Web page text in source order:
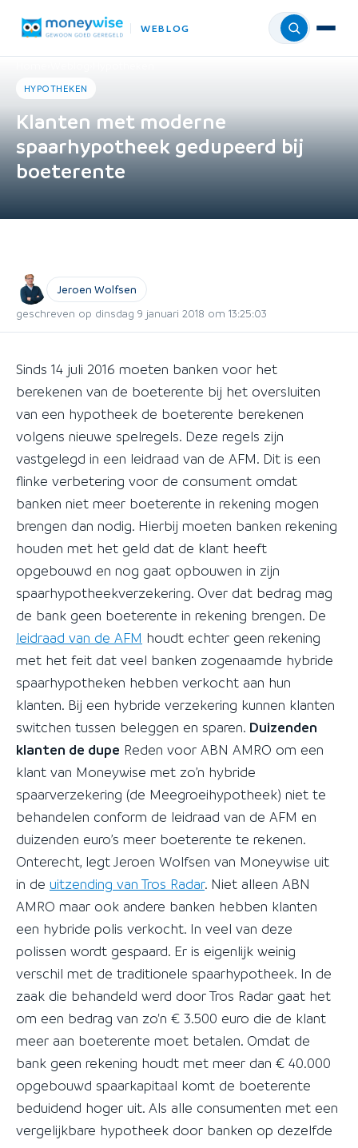
WEBLOG Menu
HYPOTHEKEN
Klanten met moderne
spaarhypotheek gedupeerd bij
boeterente
Jeroen Wolfsen
geschreven op dinsdag 9 januari 2018 om 13:25:03
Sinds 14 juli 2016 moeten banken voor het
berekenen van de boeterente bij het oversluiten
van een hypotheek de boeterente berekenen
volgens nieuwe spelregels. Deze regels zijn
vastgelegd in een leidraad van de AFM. Dit is een
flinke verbetering voor de consument omdat
banken niet meer boeterente in rekening mogen
brengen dan nodig. Hierbij moeten banken rekening
houden met het geld dat de klant heeft
opgebouwd en nog gaat opbouwen in zijn
spaarhypotheekverzekering. Over dat bedrag mag
de bank geen boeterente in rekening brengen. De
leidraad van de AFM houdt echter geen rekening
met het feit dat veel banken zogenaamde hybride
spaarhypotheken hebben verkocht aan hun
klanten. Bij een hybride verzekering kunnen klanten
switchen tussen beleggen en sparen. Duizenden
klanten de dupe Reden voor ABN AMRO om een
klant van Moneywise met zo’n hybride
spaarverzekering (de Meegroeihypotheek) niet te
behandelen conform de leidraad van de AFM en
duizenden euro’s meer boeterente te rekenen.
Onterecht, legt Jeroen Wolfsen van Moneywise uit
in de uitzending van Tros Radar. Niet alleen ABN
AMRO maar ook andere banken hebben klanten
een hybride polis verkocht. In veel van deze
polissen wordt gespaard. Er is eigenlijk weinig
verschil met de traditionele spaarhypotheek. In de
zaak die behandeld werd door Tros Radar gaat het
om een bedrag van zo'n € 3.500 euro die de klant
meer aan boeterente moet betalen. Omdat de
bank geen rekening houdt met meer dan € 40.000
opgebouwd spaarkapitaal komt de boeterente
beduidend hoger uit. Als alle consumenten met een
vergelijkbare hypotheek door banken op dezelfde